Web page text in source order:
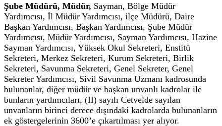
Şube Müdürü, Müdür, Sayman, Bölge Müdür
Yardımcısı, İl Müdür Yardımcısı, ilçe Müdürü, Daire
Başkan Yardımcısı, Başkan Yardımcısı, Şube Müdür
Yardımcısı, Müdür Yardımcısı, Sayman Yardımcısı, Hazine
Sayman Yardımcısı, Yüksek Okul Sekreteri, Enstitü
Sekreteri, Merkez Sekreteri, Kurum Sekreteri, Birlik
Sekreteri, Savunma Sekreteri, Genel Sekreter, Genel
Sekreter Yardımcısı, Sivil Savunma Uzmanı kadrosunda
bulunanlar, diğer müdür ve başkan unvanlı kadrolar ile
bunların yardımcıları, (II) sayılı Cetvelde sayılan
unvanların birinci derece dışındaki kadrolarda bulunanların
ek göstergelerinin 3600’e çıkartılması yer alıyor.